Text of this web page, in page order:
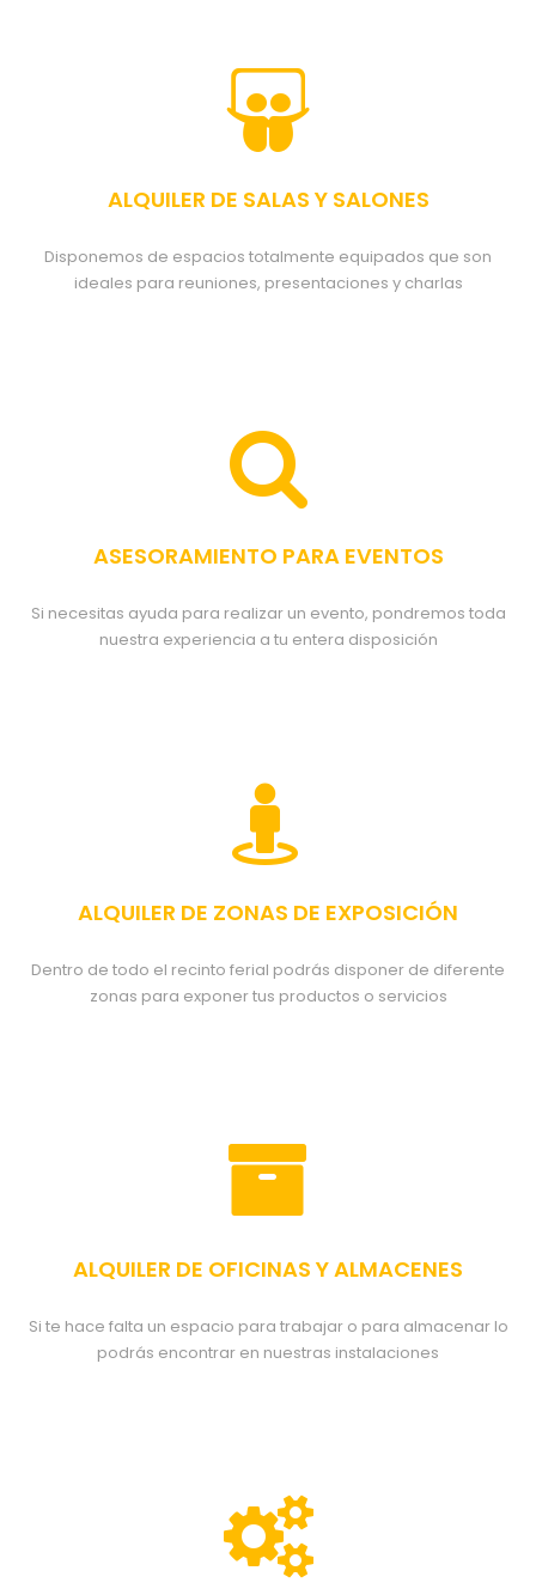
ALQUILER DE SALAS Y SALONES
Disponemos de espacios totalmente equipados que son
ideales para reuniones, presentaciones y charlas
ASESORAMIENTO PARA EVENTOS
Si necesitas ayuda para realizar un evento, pondremos toda
nuestra experiencia a tu entera disposición
ALQUILER DE ZONAS DE EXPOSICIÓN
Dentro de todo el recinto ferial podrás disponer de diferente
zonas para exponer tus productos o servicios
ALQUILER DE OFICINAS Y ALMACENES
Si te hace falta un espacio para trabajar o para almacenar lo
podrás encontrar en nuestras instalaciones